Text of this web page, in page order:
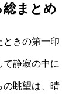
総まとめ
ときの第一印
静寂の中に
の眺望は、晴